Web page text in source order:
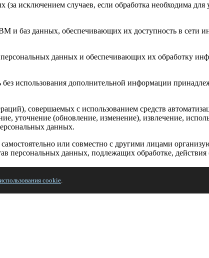
исключением случаев, если обработка необходима для
баз данных, обеспечивающих их доступность в сети
данных и обеспечивающих их обработку
использования дополнительной информации
совершаемых с использованием средств
уточнение (обновление, изменение), извлечение,
данных.
или совместно с другими лицами
персональных данных, подлежащих обработке,
определяемому Пользователю веб-сайта https://extra-
данные, доступ неограниченного круга лиц к
cookie